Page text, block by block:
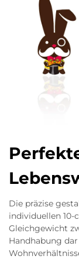
Die präzise
individuellen
Gleichgewicht
Handhabung